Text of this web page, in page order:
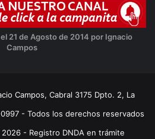
21 de Agosto de 2014 por Ignacio
Campos
Campos, Cabral 3175 Dpto. 2, La
- Todos los derechos reservados
- Registro DNDA en trámite